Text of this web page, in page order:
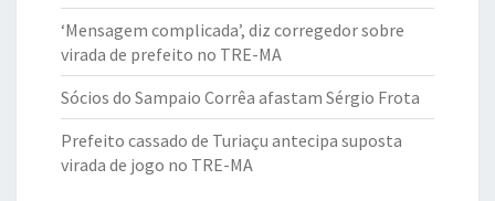
‘Mensagem complicada’, diz corregedor sobre
virada de prefeito no TRE-MA
Sócios do Sampaio Corrêa afastam Sérgio Frota
Prefeito cassado de Turiaçu antecipa suposta
virada de jogo no TRE-MA